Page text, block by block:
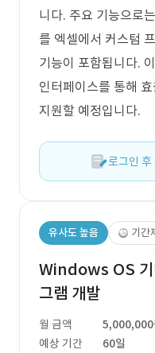
니다. 주요 기능으로
를 엑셀에서 커스텀
기능이 포함됩니다.
인터페이스를 통해
지원할 예정입니다.
로그인 후
유사도 높음 기간
Windows OS 기
그램 개발
월 금액 5,000,000
예상 기간
60일